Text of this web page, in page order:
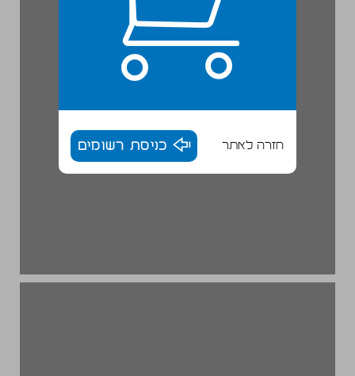
חזרה לאתר כניסת רשומים